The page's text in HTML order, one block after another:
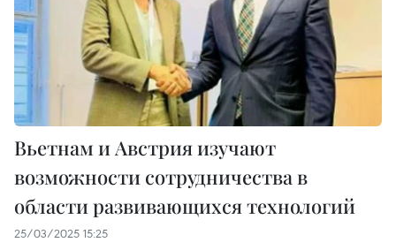
Вьетнам и Австрия изучают
возможности сотрудничества в
области развивающихся технологий
25/03/2025 15:25